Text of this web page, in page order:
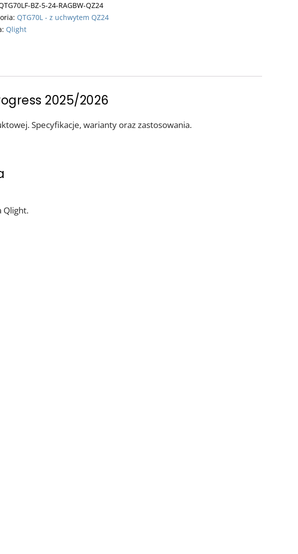
BZ-5-24-RAGBW-QZ24
QTG70L - z uchwytem QZ24
Qlight
2025/2026
Specyfikacje, warianty oraz zastosowania.
Qlight.